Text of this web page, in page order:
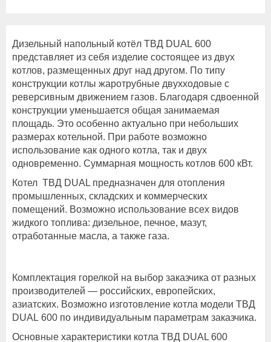
Дизельный напольный котёл ТВД DUAL 600
представляет из себя изделие состоящее из двух
котлов, размещенных друг над другом. По типу
конструкции котлы жаротрубные двухходовые с
реверсивным движением газов. Благодаря сдвоенной
конструкции уменьшается общая занимаемая
площадь. Это особенно актуально при небольших
размерах котельной. При работе возможно
использование как одного котла, так и двух
одновременно. Суммарная мощность котлов 600 кВт.
Котел ТВД DUAL предназначен для отопления
промышленных, складских и коммерческих
помещений. Возможно использование всех видов
жидкого топлива: дизельное, печное, мазут,
отработанные масла, а также газа.
Комплектация горелкой на выбор заказчика от разных
производителей — российских, европейских,
азиатских. Возможно изготовление котла модели ТВД
DUAL 600 по индивидуальным параметрам заказчика.
Основные характеристики котла ТВД DUAL 600